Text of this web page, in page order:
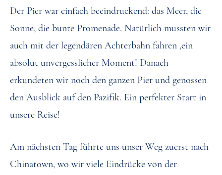
Der Pier war einfach beeindruckend: das Meer, die
Sonne, die bunte Promenade. Natürlich mussten wir
auch mit der legendären Achterbahn fahren ,ein
absolut unvergesslicher Moment! Danach
erkundeten wir noch den ganzen Pier und genossen
den Ausblick auf den Pazifik. Ein perfekter Start in
unsere Reise!
Am nächsten Tag führte uns unser Weg zuerst nach
Chinatown, wo wir viele Eindrücke von der